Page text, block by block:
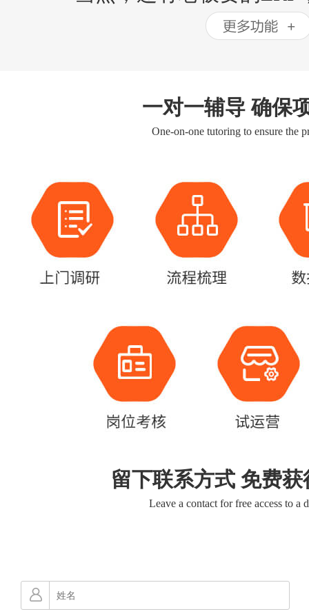
一对一辅导 确保
One-on-one tutoring to ensure the
留下联系方式 免费
Leave a contact for free access to a